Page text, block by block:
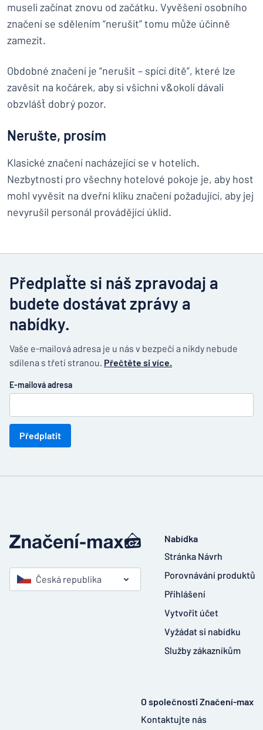
museli začínat znovu od začátku. Vyvěšení osobního
značení se sdělením “nerušit” tomu může účinně
zamezit.
Obdobné značení je “nerušit – spící dítě”, které lze
zavěsit na kočárek, aby si všichni v&okolí dávali
obzvlášť dobrý pozor.
Nerušte, prosím
Klasické značení nacházející se v hotelích.
Nezbytností pro všechny hotelové pokoje je, aby host
mohl vyvěsit na dveřní kliku značení požadující, aby jej
nevyrušil personál provádějící úklid.
Předplaťte si náš zpravodaj a
budete dostávat zprávy a
nabídky.
Vaše e-mailová adresa je u nás v bezpečí a nikdy nebude
sdílena s třetí stranou. Přečtěte si více.
E-mailová adresa
Předplatit
Česká republika
Nabídka
Stránka Návrh
Porovnávání produktů
Přihlášení
Vytvořit účet
Vyžádat si nabídku
Služby zákazníkům
O společnosti Značení-max
Kontaktujte nás